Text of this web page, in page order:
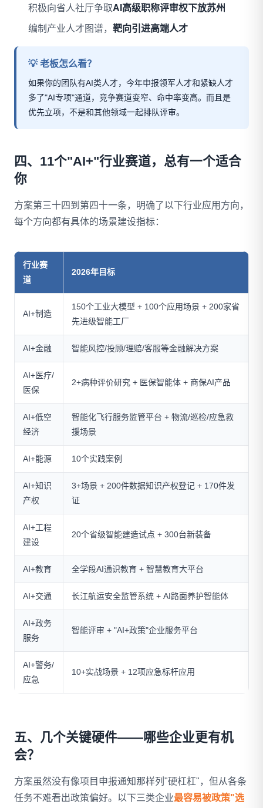
积极向省人社厅争取AI高级职称评审权下放苏州
编制产业人才图谱， 靶向引进高端人才
💡 老板怎么看？
如果你的团队有AI类人才，今年申报领军人才和紧缺人才
多了"AI专项"通道，竞争赛道变窄、命中率变高。而且是
优先立项，不是和其他领域一起排队评审。
四、11个"AI+"行业赛道，总有一个适合
你
方案第三十四到第四十一条，明确了以下行业应用方向，
每个方向都有具体的场景建设指标：
行业赛
道
2026年目标
AI+制造
150个工业大模型 + 100个应用场景 + 200家省
先进级智能工厂
AI+金融 智能风控/投顾/理赔/客服等金融解决方案
AI+医疗/
医保
2+病种评价研究 + 医保智能体 + 商保AI产品
AI+低空
经济
智能化飞行服务监管平台 + 物流/巡检/应急救
援场景
AI+能源 10个实践案例
AI+知识
产权
3+场景 + 200件数据知识产权登记 + 170件发
证
AI+工程
建设
20个省级智能建造试点 + 300台新装备
AI+教育 全学段AI通识教育 + 智慧教育大平台
AI+交通 长江航运安全监管系统 + AI路面养护智能体
AI+政务
服务
智能评审 + "AI+政策"企业服务平台
AI+警务/
应急
10+实战场景 + 12项应急标杆应用
五、几个关键硬件——哪些企业更有机
会？
方案虽然没有像项目申报通知那样列"硬杠杠"，但从各条
任务不难看出政策偏好。以下三类企业最容易被政策"选